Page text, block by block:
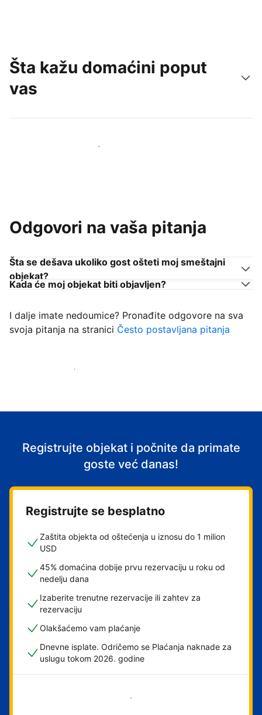
Šta kažu domaćini poput
vas
Pridružite se domaćinima poput vas
Odgovori na vaša pitanja
Šta se dešava ukoliko gost ošteti moj smeštajni
objekat?
Kada će moj objekat biti objavljen?
I dalje imate nedoumice? Pronađite odgovore na sva
svoja pitanja na stranici Često postavljana pitanja
Počnite da primate goste
Registrujte objekat i počnite da primate
goste već danas!
Registrujte se besplatno
Zaštita objekta od oštećenja u iznosu do 1 milion
USD
45% domaćina dobije prvu rezervaciju u roku od
nedelju dana
Izaberite trenutne rezervacije ili zahtev za
rezervaciju
Olakšaćemo vam plaćanje
Dnevne isplate. Odričemo se Plaćanja naknade za
uslugu tokom 2026. godine
Počnite odmah